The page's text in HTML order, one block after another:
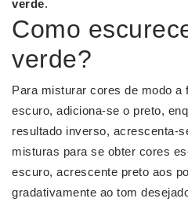
verde.
Como
verde?
Para misturar cores de modo a
escuro, adiciona-se o preto,
resultado inverso, acrescenta-
misturas para se obter cores
escuro, acrescente preto aos
gradativamente ao tom